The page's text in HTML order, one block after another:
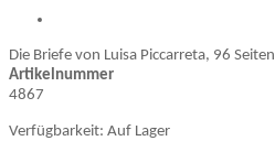
Die Briefe von Luisa Piccarreta, 96 Seiten
Artikelnummer
4867
Verfügbarkeit: Auf Lager